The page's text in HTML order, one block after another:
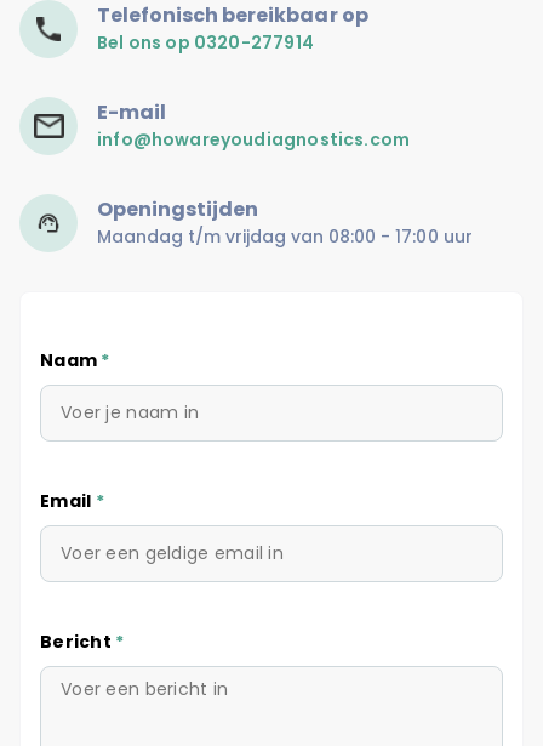
Telefonisch bereikbaar op
Bel ons op 0320-277914
E-mail
info@howareyoudiagnostics.com
Openingstijden
Maandag t/m vrijdag van 08:00 - 17:00 uur
Naam *
Email *
Bericht *